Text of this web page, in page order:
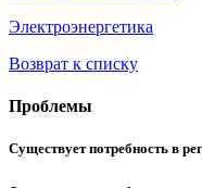
Электроэнергетика
Возврат к списку
Проблемы
Существует потребность в